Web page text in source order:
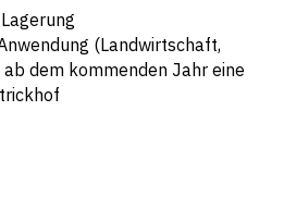
(Landwirtschaft,
dem kommenden Jahr eine